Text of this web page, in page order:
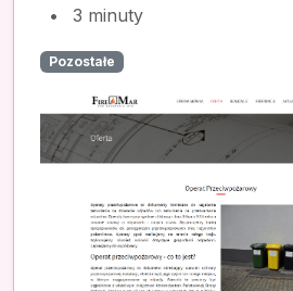
•
3 minuty
Pozostałe